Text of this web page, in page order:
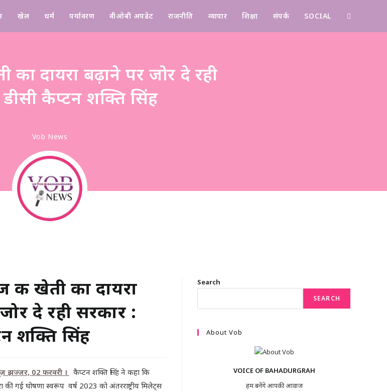
खेल धर्म पर्यावरण वीओबी अपडेट राजनीति व्यापार शिक्षा संपर्क SOCIAL
का दायरा बढ़ाने पर जोर दे रही
कैप्टन शक्ति सिंह
Vob News
की खेती का दायरा
दे रही सरकार :
शक्ति सिंह
झज्जर, 02 फरवरी ।
कैप्टन शक्ति सिंह ने कहा कि
की गई घोषणा स्वरूप वर्ष 2023 को अंतरराष्ट्रीय मिलेट्स
Search
SEARCH
About Vob
VOICE OF BAHADURGRAH
हम बनेंगे आपकी आवाज
By Digital Drolia Contact